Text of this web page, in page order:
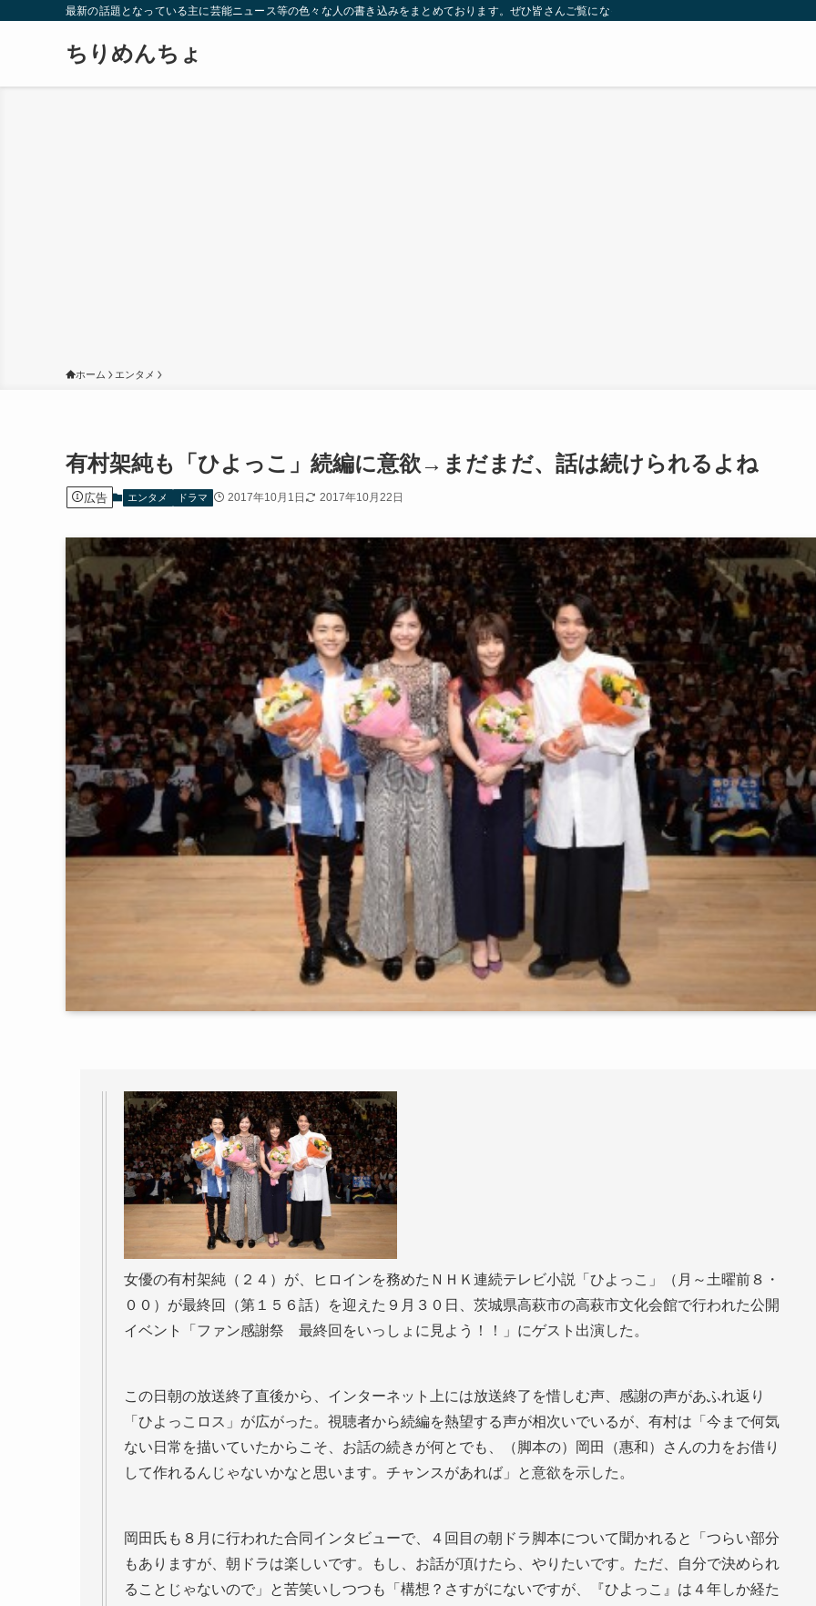
最新の話題となっている主に芸能ニュース等の色々な人の書き込みをまとめております。ぜひ皆さんご覧になっていってください。
ちりめんちょ
ホーム エンタメ
有村架純も「ひよっこ」続編に意欲→まだまだ、話は続けられるよね
広告 エンタメ ドラマ 2017年10月1日 2017年10月22日
女優の有村架純（２４）が、ヒロインを務めたＮＨＫ連続テレビ小説「ひよっこ」（月～土曜前８・
００）が最終回（第１５６話）を迎えた９月３０日、茨城県高萩市の高萩市文化会館で行われた公開
イベント「ファン感謝祭 最終回をいっしょに見よう！！」にゲスト出演した。
この日朝の放送終了直後から、インターネット上には放送終了を惜しむ声、感謝の声があふれ返り
「ひよっこロス」が広がった。視聴者から続編を熱望する声が相次いでいるが、有村は「今まで何気
ない日常を描いていたからこそ、お話の続きが何とでも、（脚本の）岡田（惠和）さんの力をお借り
して作れるんじゃないかなと思います。チャンスがあれば」と意欲を示した。
岡田氏も８月に行われた合同インタビューで、４回目の朝ドラ脚本について聞かれると「つらい部分
もありますが、朝ドラは楽しいです。もし、お話が頂けたら、やりたいです。ただ、自分で決められ
ることじゃないので」と苦笑いしつつも「構想？さすがにないですが、『ひよっこ』は４年しか経た